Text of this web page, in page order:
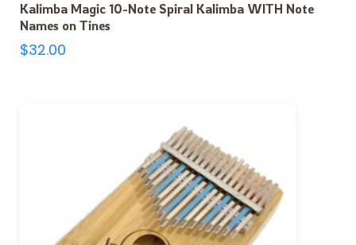
Kalimba Magic 10-Note Spiral Kalimba WITH Note
Names on Tines
$32.00